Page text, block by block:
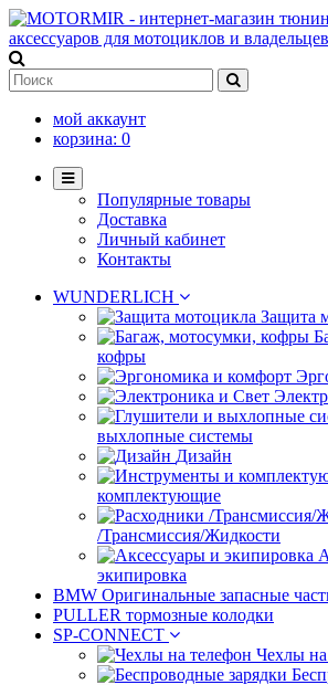
мой аккаунт
корзина: 0
Популярные товары
Доставка
Личный кабинет
Контакты
WUNDERLICH
Защита
кофры
выхлопные системы
Дизайн
комплектующие
/Трансмиссия/Жидкости
экипировка
BMW Оригинальные запасные
PULLER тормозные колодки
SP-CONNECT
Чехлы